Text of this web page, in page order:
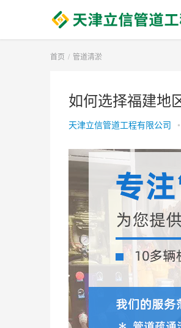
首页 管道清淤
如何选择福建地
天津立信管道工程有限公司 •